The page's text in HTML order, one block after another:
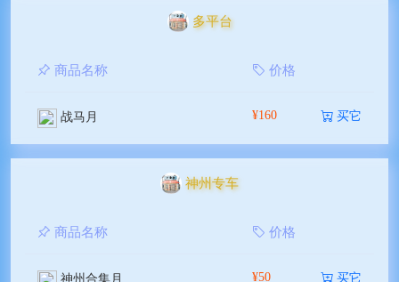
多平台
商品名称 价格
战马月 ¥160 买它
神州专车
商品名称 价格
神州合集月 ¥50 买它